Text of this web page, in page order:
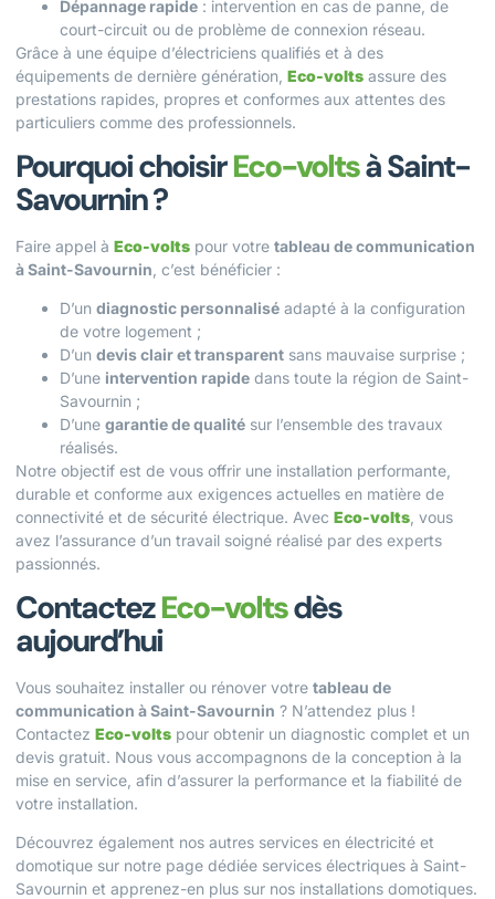
Dépannage rapide : intervention en cas de panne, de
court-circuit ou de problème de connexion réseau.
Grâce à une équipe d’électriciens qualifiés et à des
équipements de dernière génération, Eco-volts assure des
prestations rapides, propres et conformes aux attentes des
particuliers comme des professionnels.
Pourquoi choisirEco-voltsà Saint-
Savournin ?
Faire appel à Eco-volts pour votre tableau de communication
à Saint-Savournin , c’est bénéficier :
D’un diagnostic personnalisé adapté à la configuration
de votre logement ;
D’un devis clair et transparent sans mauvaise surprise ;
D’une intervention rapide dans toute la région de Saint-
Savournin ;
D’une garantie de qualité sur l’ensemble des travaux
réalisés.
Notre objectif est de vous offrir une installation performante,
durable et conforme aux exigences actuelles en matière de
connectivité et de sécurité électrique. Avec Eco-volts , vous
avez l’assurance d’un travail soigné réalisé par des experts
passionnés.
ContactezEco-voltsdès
aujourd’hui
Vous souhaitez installer ou rénover votre tableau de
communication à Saint-Savournin ? N’attendez plus !
Contactez Eco-volts pour obtenir un diagnostic complet et un
devis gratuit. Nous vous accompagnons de la conception à la
mise en service, afin d’assurer la performance et la fiabilité de
votre installation.
Découvrez également nos autres services en électricité et
domotique sur notre page dédiée services électriques à Saint-
Savournin et apprenez-en plus sur nos installations domotiques.